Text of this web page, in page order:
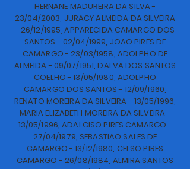
HERNANE MADUREIRA DA SILVA -
23/04/2003, JURACY ALMEIDA DA SILVEIRA
- 26/12/1995, APPARECIDA CAMARGO DOS
SANTOS - 02/04/1999, JOAO PIRES DE
CAMARGO - 23/03/1958, ADOLPHO DE
ALMEIDA - 09/07/1951, DALVA DOS SANTOS
COELHO - 13/05/1980, ADOLPHO
CAMARGO DOS SANTOS - 12/09/1960,
RENATO MOREIRA DA SILVEIRA - 13/05/1996,
MARIA ELIZABETH MOREIRA DA SILVEIRA -
13/05/1996, ADALGISO PIRES CAMARGO -
27/04/1979, SEBASTIAO SALES DE
CAMARGO - 13/12/1980, CELSO PIRES
CAMARGO - 26/08/1984, ALMIRA SANTOS